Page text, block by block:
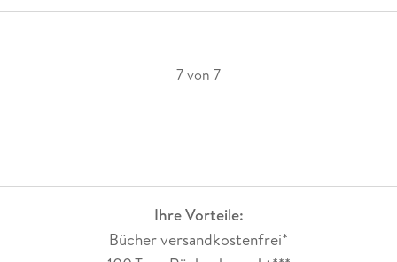
7 von 7
Ihre Vorteile:
Bücher versandkostenfrei*